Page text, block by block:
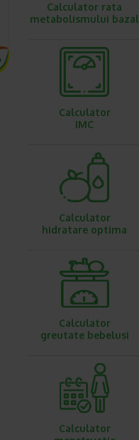
Calculator rata
metabolismului bazal
Calculator
IMC
Calculator
hidratare optima
Calculator
greutate bebelusi
Calculator